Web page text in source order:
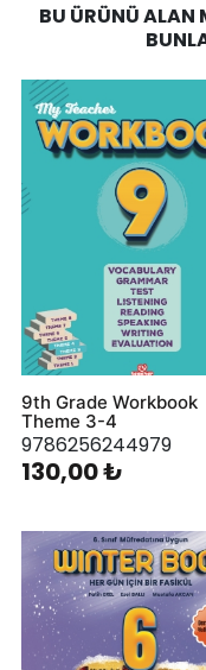
BU ÜRÜNÜ ALAN
9th Grade Workbook
Theme 3-4
9786256244979
130,00 ₺